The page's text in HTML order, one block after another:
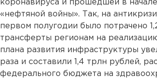
коронавируса и прошедшей в
«нефтяной войны». Так, на
первом полугодии было потрачено
трансферты регионам на
плана развития инфраструктуры
раза и составили 1,4 трлн рублей,
федерального бюджета на